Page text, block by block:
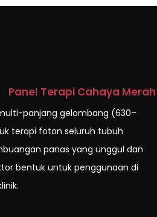
Panel Terapi Cahaya Merah
panjang gelombang (630–
terapi foton seluruh tubuh
panas yang unggul dan
bentuk untuk penggunaan di